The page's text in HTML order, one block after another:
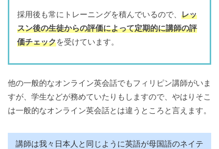
採用後も常にトレーニングを積んでいるので、 レッ
スン後の生徒からの評価によって定期的に講師の評
価チェックを受けています。
他の一般的なオンライン英会話でもフィリピン講師がいま
すが、学生などが務めていたりもしますので、やはりそこ
は一般的なオンライン英会話とは違うところと言えます。
講師は我々日本人と同じように英語が母国語のネイテ